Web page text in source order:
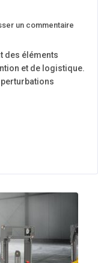
un commentaire
des éléments
et de logistique.
perturbations